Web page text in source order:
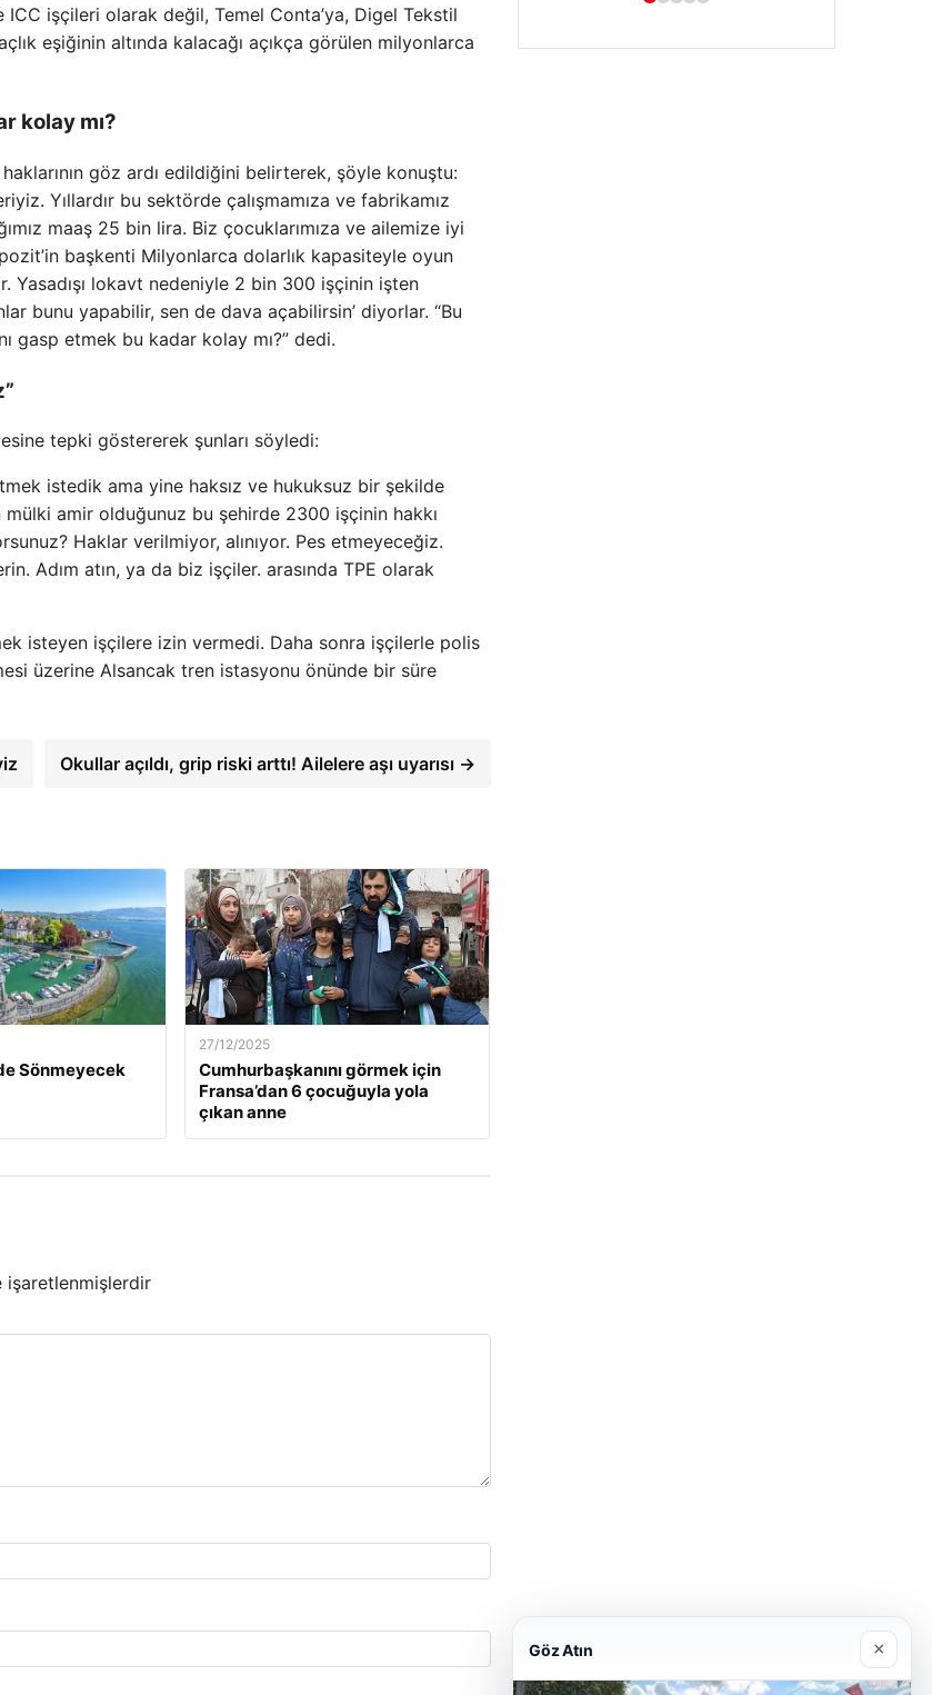
işçileri olarak değil, Temel Conta’ya, Digel Tekstil
eşiğinin altında kalacağı açıkça görülen milyonlarca
kolay mı?
göz ardı edildiğini belirterek, şöyle konuştu:
Yıllardır bu sektörde çalışmamıza ve fabrikamız
maaş 25 bin lira. Biz çocuklarımıza ve ailemize iyi
başkenti Milyonlarca dolarlık kapasiteyle oyun
Yasadışı lokavt nedeniyle 2 bin 300 işçinin işten
bunu yapabilir, sen de dava açabilirsin’ diyorlar. “Bu
gasp etmek bu kadar kolay mı?” dedi.
tepki göstererek şunları söyledi:
istedik ama yine haksız ve hukuksuz bir şekilde
amir olduğunuz bu şehirde 2300 işçinin hakkı
Haklar verilmiyor, alınıyor. Pes etmeyeceğiz.
Adım atın, ya da biz işçiler. arasında TPE olarak
isteyen işçilere izin vermedi. Daha sonra işçilerle polis
üzerine Alsancak tren istasyonu önünde bir süre
Okullar açıldı, grip riski arttı! Ailelere aşı uyarısı →
Sönmeyecek
27/12/2025
Cumhurbaşkanını görmek için
Fransa’dan 6 çocuğuyla yola
çıkan anne
işaretlenmişlerdir
Göz Atın ×